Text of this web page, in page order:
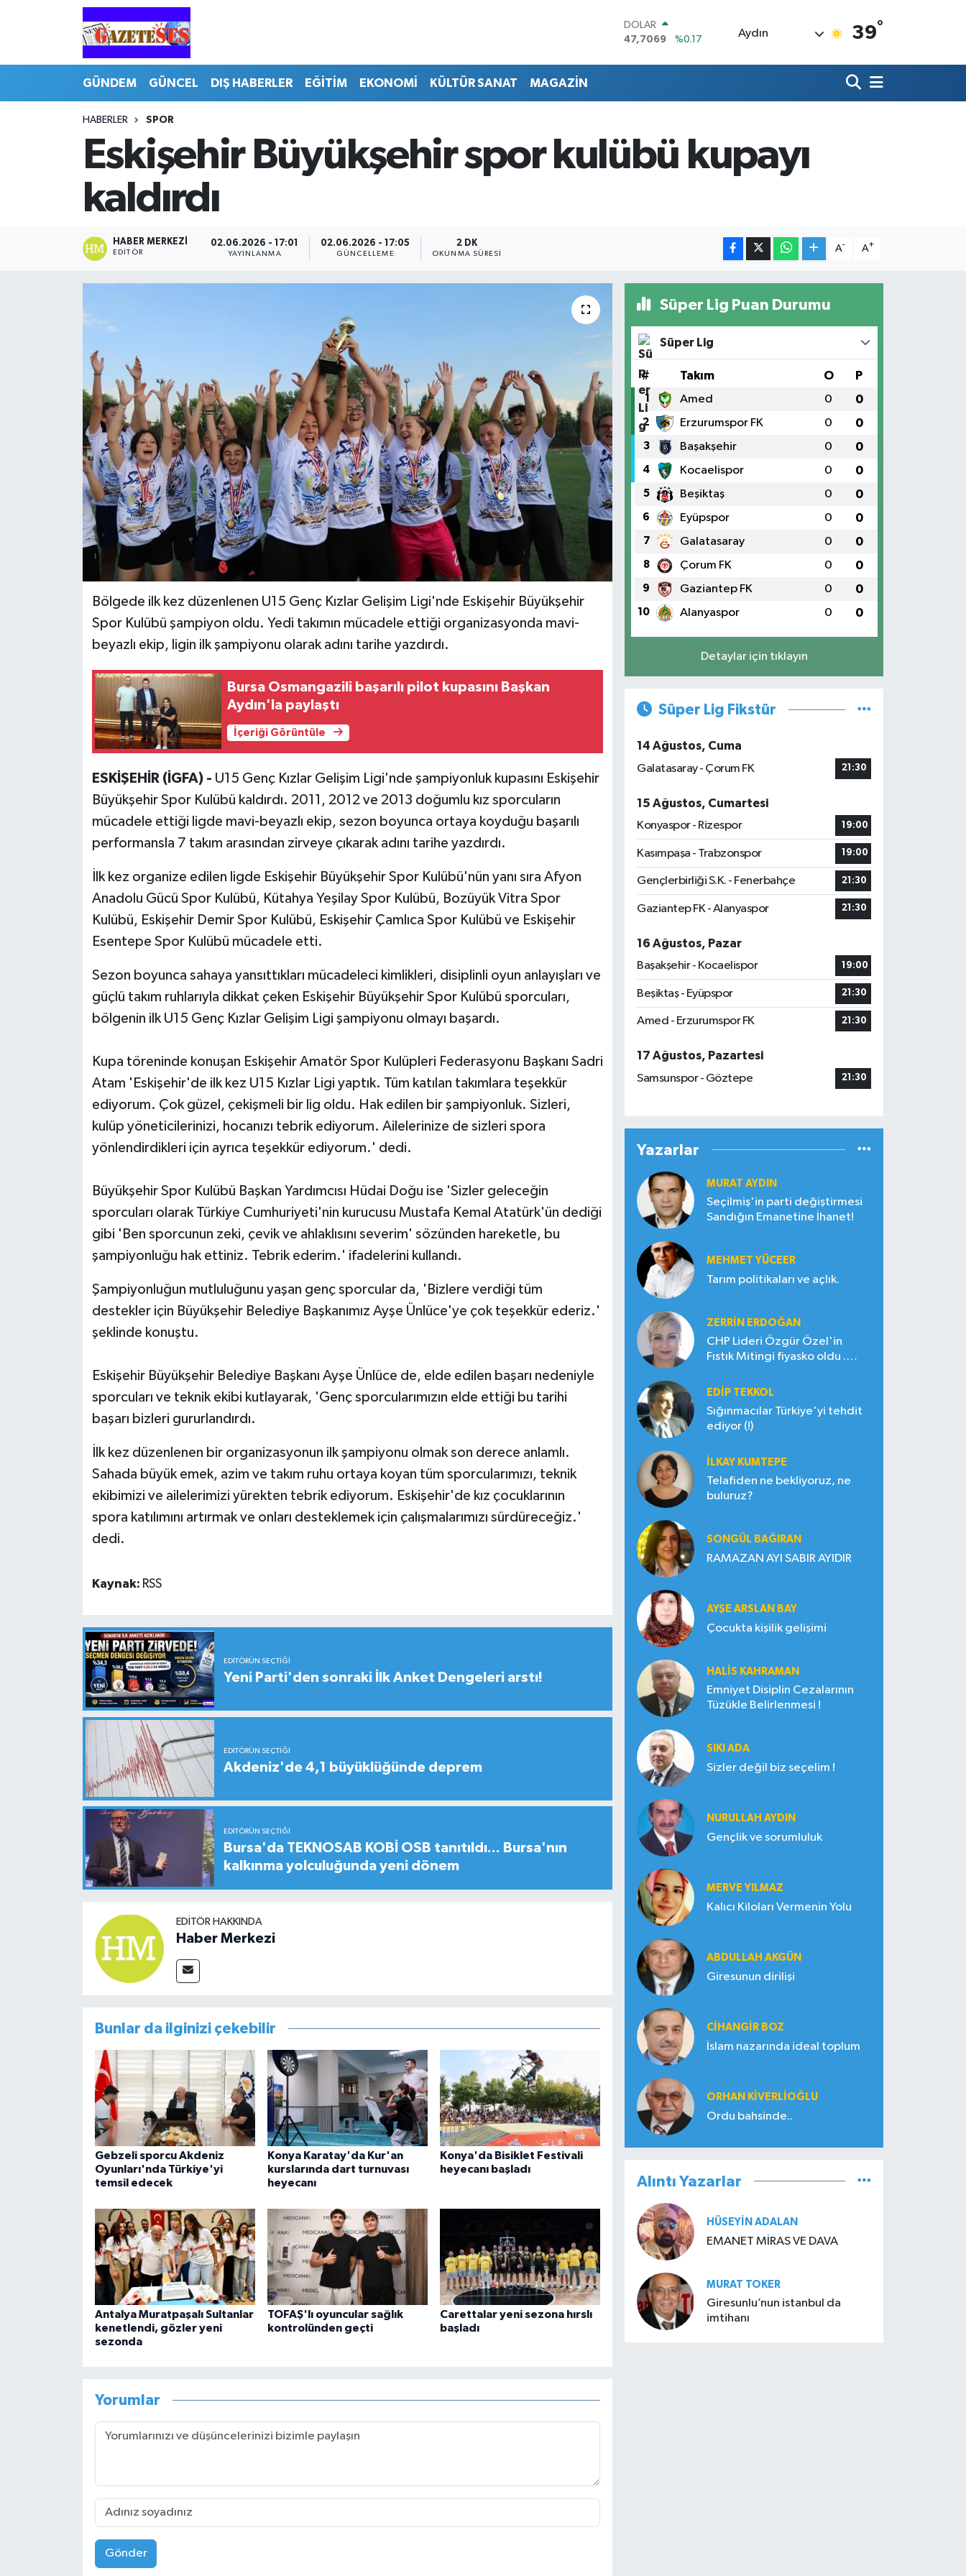
DOLAR
47,7069
%0.17
BİST100
13.887
BITCOIN
Aydın 39°
GÜNDEM GÜNCEL DIŞ HABERLER EĞİTİM EKONOMİ KÜLTÜR SANAT MAGAZİN
HABERLER SPOR
Eskişehir Büyükşehir spor kulübü kupayı
kaldırdı
HABER MERKEZI
EDITÖR
02.06.2026 - 17:01
YAYINLANMA
02.06.2026 - 17:05
GÜNCELLEME
2 DK
OKUNMA SÜRESI
A- A+
Bölgede ilk kez düzenlenen U15 Genç Kızlar Gelişim Ligi'nde Eskişehir Büyükşehir
Spor Kulübü şampiyon oldu. Yedi takımın mücadele ettiği organizasyonda mavi-
beyazlı ekip, ligin ilk şampiyonu olarak adını tarihe yazdırdı.
Bursa Osmangazili başarılı pilot kupasını Başkan
Aydın'la paylaştı
İçeriği Görüntüle
ESKİŞEHİR (İGFA) - U15 Genç Kızlar Gelişim Ligi'nde şampiyonluk kupasını Eskişehir
Büyükşehir Spor Kulübü kaldırdı. 2011, 2012 ve 2013 doğumlu kız sporcuların
mücadele ettiği ligde mavi-beyazlı ekip, sezon boyunca ortaya koyduğu başarılı
performansla 7 takım arasından zirveye çıkarak adını tarihe yazdırdı.
İlk kez organize edilen ligde Eskişehir Büyükşehir Spor Kulübü'nün yanı sıra Afyon
Anadolu Gücü Spor Kulübü, Kütahya Yeşilay Spor Kulübü, Bozüyük Vitra Spor
Kulübü, Eskişehir Demir Spor Kulübü, Eskişehir Çamlıca Spor Kulübü ve Eskişehir
Esentepe Spor Kulübü mücadele etti.
Sezon boyunca sahaya yansıttıkları mücadeleci kimlikleri, disiplinli oyun anlayışları ve
güçlü takım ruhlarıyla dikkat çeken Eskişehir Büyükşehir Spor Kulübü sporcuları,
bölgenin ilk U15 Genç Kızlar Gelişim Ligi şampiyonu olmayı başardı.
Kupa töreninde konuşan Eskişehir Amatör Spor Kulüpleri Federasyonu Başkanı Sadri
Atam 'Eskişehir'de ilk kez U15 Kızlar Ligi yaptık. Tüm katılan takımlara teşekkür
ediyorum. Çok güzel, çekişmeli bir lig oldu. Hak edilen bir şampiyonluk. Sizleri,
kulüp yöneticilerinizi, hocanızı tebrik ediyorum. Ailelerinize de sizleri spora
yönlendirdikleri için ayrıca teşekkür ediyorum.' dedi.
Büyükşehir Spor Kulübü Başkan Yardımcısı Hüdai Doğu ise 'Sizler geleceğin
sporcuları olarak Türkiye Cumhuriyeti'nin kurucusu Mustafa Kemal Atatürk'ün dediği
gibi 'Ben sporcunun zeki, çevik ve ahlaklısını severim' sözünden hareketle, bu
şampiyonluğu hak ettiniz. Tebrik ederim.' ifadelerini kullandı.
Şampiyonluğun mutluluğunu yaşan genç sporcular da, 'Bizlere verdiği tüm
destekler için Büyükşehir Belediye Başkanımız Ayşe Ünlüce'ye çok teşekkür ederiz.'
şeklinde konuştu.
Eskişehir Büyükşehir Belediye Başkanı Ayşe Ünlüce de, elde edilen başarı nedeniyle
sporcuları ve teknik ekibi kutlayarak, 'Genç sporcularımızın elde ettiği bu tarihi
başarı bizleri gururlandırdı.
İlk kez düzenlenen bir organizasyonun ilk şampiyonu olmak son derece anlamlı.
Sahada büyük emek, azim ve takım ruhu ortaya koyan tüm sporcularımızı, teknik
ekibimizi ve ailelerimizi yürekten tebrik ediyorum. Eskişehir'de kız çocuklarının
spora katılımını artırmak ve onları desteklemek için çalışmalarımızı sürdüreceğiz.'
dedi.
Kaynak: RSS
EDITÖRÜN SEÇTIĞI
Yeni Parti'den sonraki İlk Anket Dengeleri arstı!
EDITÖRÜN SEÇTIĞI
Akdeniz'de 4,1 büyüklüğünde deprem
EDITÖRÜN SEÇTIĞI
Bursa'da TEKNOSAB KOBİ OSB tanıtıldı... Bursa'nın
kalkınma yolculuğunda yeni dönem
EDITÖR HAKKINDA
Haber Merkezi
Bunlar da ilginizi çekebilir
Gebzeli sporcu Akdeniz
Oyunları'nda Türkiye'yi
temsil edecek
Konya Karatay'da Kur'an
kurslarında dart turnuvası
heyecanı
Konya'da Bisiklet Festivali
heyecanı başladı
Antalya Muratpaşalı Sultanlar
kenetlendi, gözler yeni
sezonda
TOFAŞ'lı oyuncular sağlık
kontrolünden geçti
Carettalar yeni sezona hırslı
başladı
Yorumlar
Gönder
Süper Lig Puan Durumu
Süper Lig
# Takım O P
1 Amed 0 0
2 Erzurumspor FK 0 0
3 Başakşehir 0 0
4 Kocaelispor 0 0
5 Beşiktaş 0 0
6 Eyüpspor 0 0
7 Galatasaray 0 0
8 Çorum FK 0 0
9 Gaziantep FK 0 0
10 Alanyaspor 0 0
Detaylar için tıklayın
Süper Lig Fikstür
14 Ağustos, Cuma
Galatasaray - Çorum FK
21:30
15 Ağustos, Cumartesi
Konyaspor - Rizespor
19:00
Kasımpaşa - Trabzonspor 19:00
Gençlerbirliği S.K. - Fenerbahçe 21:30
Gaziantep FK - Alanyaspor 21:30
16 Ağustos, Pazar
Başakşehir - Kocaelispor
19:00
Beşiktaş - Eyüpspor 21:30
Amed - Erzurumspor FK 21:30
17 Ağustos, Pazartesi
Samsunspor - Göztepe
21:30
Yazarlar
MURAT AYDIN
Seçilmiş'in parti değiştirmesi
Sandığın Emanetine İhanet!
MEHMET YÜCEER
Tarım politikaları ve açlık.
ZERRIN ERDOĞAN
CHP Lideri Özgür Özel'in
Fıstık Mitingi fiyasko oldu .
EDIP TEKKOL
Sığınmacılar Türkiye'yi tehdit
ediyor (!)
İLKAY KUMTEPE
Telafiden ne bekliyoruz, ne
buluruz?
SONGÜL BAĞIRAN
RAMAZAN AYI SABIR AYIDIR
AYŞE ARSLAN BAY
Çocukta kişilik gelişimi
HALIS KAHRAMAN
Emniyet Disiplin Cezalarının
Tüzükle Belirlenmesi !
SIKI ADA
Sizler değil biz seçelim !
NURULLAH AYDIN
Gençlik ve sorumluluk
MERVE YILMAZ
Kalıcı Kiloları Vermenin Yolu
ABDULLAH AKGÜN
Giresunun dirilişi
CIHANGIR BOZ
İslam nazarında ideal toplum
ORHAN KIVERLIOĞLU
Ordu bahsinde..
Alıntı Yazarlar
HÜSEYIN ADALAN
EMANET MİRAS VE DAVA
MURAT TOKER
Giresunlu’nun istanbul da
imtihanı